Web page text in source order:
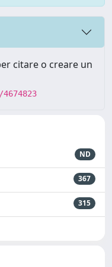
citare o creare un
ND
367
315